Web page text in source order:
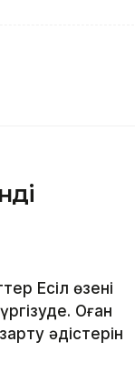
Есіл өзені
Оған
әдістерін